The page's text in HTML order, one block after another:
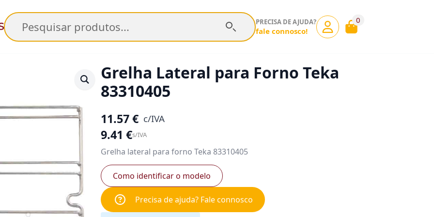
Pesquisar PRECISA DE AJUDA?
fale connosco!
0
Grelha Lateral para Forno Teka
83310405
11.57€ c/IVA
9.41 €s/IVA
Grelha lateral para forno Teka 83310405
Como identificar o modelo
Precisa de ajuda? Fale connosco